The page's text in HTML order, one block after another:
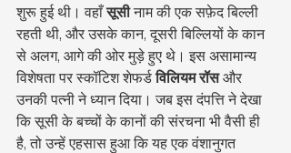
शुरू हुई थी। वहाँ सूसी नाम की एक सफ़ेद बिल्ली
रहती थी, और उसके कान, दूसरी बिल्लियों के कान
से अलग, आगे की ओर मुड़े हुए थे। इस असामान्य
विशेषता पर स्कॉटिश शेफर्ड विलियम रॉस और
उनकी पत्नी ने ध्यान दिया। जब इस दंपत्ति ने देखा
कि सूसी के बच्चों के कानों की संरचना भी वैसी ही
है, तो उन्हें एहसास हुआ कि यह एक वंशानुगत